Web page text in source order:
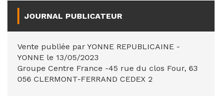
JOURNAL PUBLICATEUR
Vente publiée par YONNE REPUBLICAINE -
YONNE le 13/05/2023
Groupe Centre France -45 rue du clos Four, 63
056 CLERMONT-FERRAND CEDEX 2